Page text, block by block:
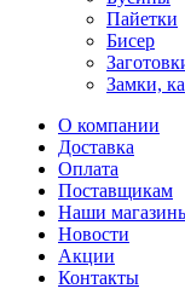
Пайетки
Бисер
Замки,
О компании
Доставка
Оплата
Поставщикам
Наши
Новости
Акции
Контакты